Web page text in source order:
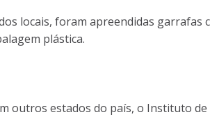
locais, foram apreendidas garrafas
plástica.
outros estados do país, o Instituto de